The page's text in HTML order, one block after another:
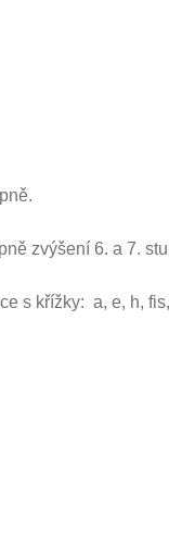
zvýšení 6. a 7.
s křížky: a, e, h,